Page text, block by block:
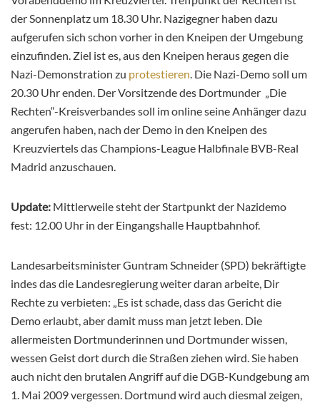
der Sonnenplatz um 18.30 Uhr. Nazigegner haben dazu
aufgerufen sich schon vorher in den Kneipen der Umgebung
einzufinden. Ziel ist es, aus den Kneipen heraus gegen die
Nazi-Demonstration zu protestieren . Die Nazi-Demo soll um
20.30 Uhr enden. Der Vorsitzende des Dortmunder „Die
Rechten“-Kreisverbandes soll im online seine Anhänger dazu
angerufen haben, nach der Demo in den Kneipen des
Kreuzviertels das Champions-League Halbfinale BVB-Real
Madrid anzuschauen.
Update: Mittlerweile steht der Startpunkt der Nazidemo
fest: 12.00 Uhr in der Eingangshalle Hauptbahnhof.
Landesarbeitsminister Guntram Schneider (SPD) bekräftigte
indes das die Landesregierung weiter daran arbeite, Dir
Rechte zu verbieten: „Es ist schade, dass das Gericht die
Demo erlaubt, aber damit muss man jetzt leben. Die
allermeisten Dortmunderinnen und Dortmunder wissen,
wessen Geist dort durch die Straßen ziehen wird. Sie haben
auch nicht den brutalen Angriff auf die DGB-Kundgebung am
1. Mai 2009 vergessen. Dortmund wird auch diesmal zeigen,